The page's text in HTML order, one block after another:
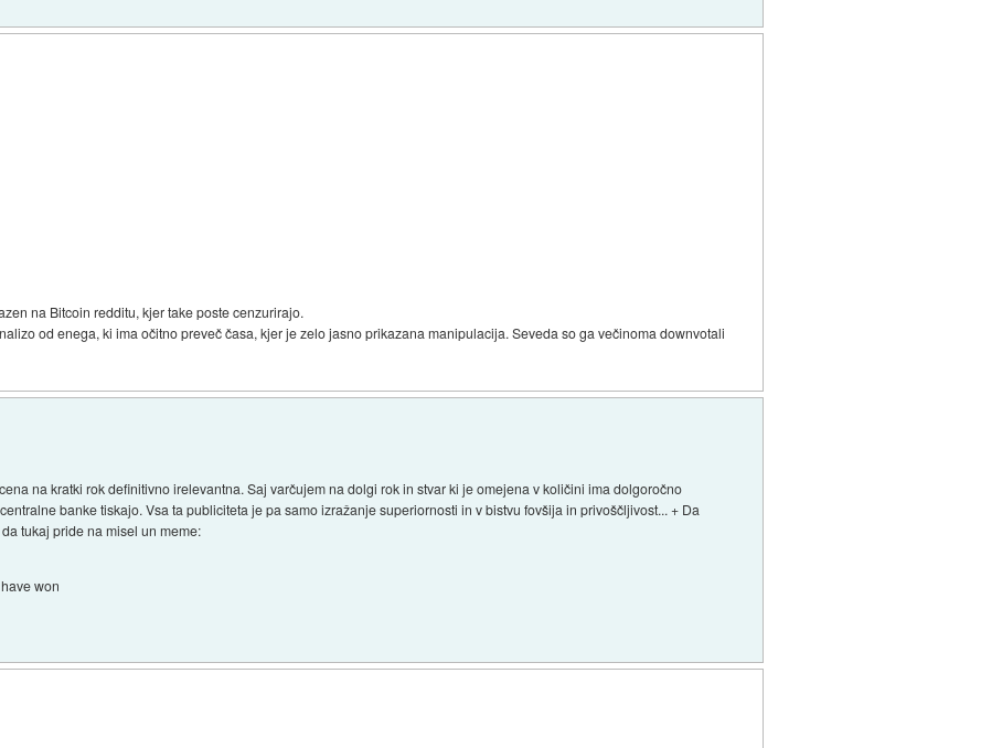
na Bitcoin redditu, kjer take poste cenzurirajo.
od enega, ki ima očitno preveč časa, kjer je zelo jasno prikazana manipulacija. Seveda so ga večinoma downvotali
na kratki rok definitivno irelevantna. Saj varčujem na dolgi rok in stvar ki je omejena v količini ima dolgoročno
banke tiskajo. Vsa ta publiciteta je pa samo izražanje superiornosti in v bistvu fovšija in privoščljivost... + Da
tukaj pride na misel un meme:
won